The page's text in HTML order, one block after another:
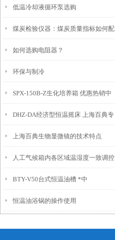
低温冷却液循环泵选购
煤炭检验仪器：煤炭质量指标如何配
制
如何选购电阻器？
环保与制冷
SPX-150B-Z生化培养箱 优惠热销中
DHZ-DA经济型恒温摇床 上海百典专
业生产
上海百典生物显微镜的技术特点
人工气候箱内各区域温湿度一致调控
方法
BTY-V50台式恒温油槽 *中
恒温油浴锅的操作使用